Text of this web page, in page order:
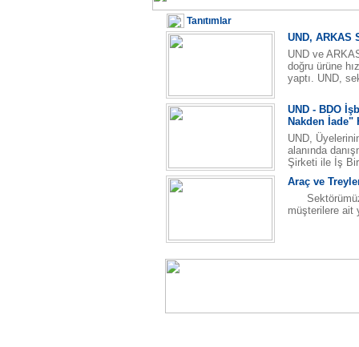
Tanıtımlar
UND, ARKAS
UND ve
doğru ürüne
yaptı. UND,
UND - BDO
Nakden İade"
UND,
alanında
Şirketi ile İş
Araç ve
müşterilere ait